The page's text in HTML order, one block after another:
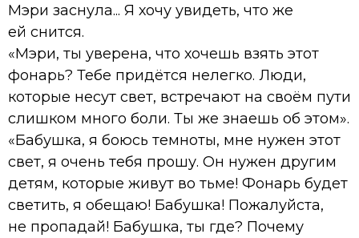
Мэри заснула... Я хочу увидеть, что же
ей снится.
«Мэри, ты уверена, что хочешь взять этот
фонарь? Тебе придётся нелегко. Люди,
которые несут свет, встречают на своём пути
слишком много боли. Ты же знаешь об этом».
«Бабушка, я боюсь темноты, мне нужен этот
свет, я очень тебя прошу. Он нужен другим
детям, которые живут во тьме! Фонарь будет
светить, я обещаю! Бабушка! Пожалуйста,
не пропадай! Бабушка, ты где? Почему